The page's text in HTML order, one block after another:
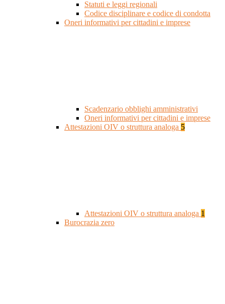
Statuti e leggi regionali
Codice disciplinare e codice di condotta
Oneri informativi per cittadini e imprese
Scadenzario obblighi amministrativi
Oneri informativi per cittadini e imprese
Attestazioni OIV o struttura analoga 5
Attestazioni OIV o struttura analoga 1
Burocrazia zero